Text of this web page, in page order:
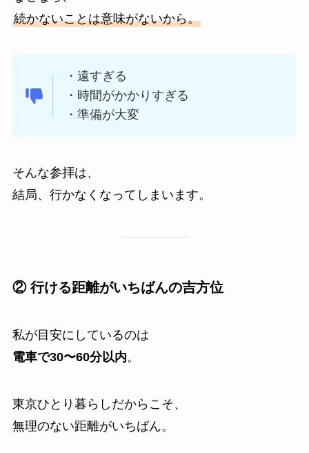
続かないことは意味がないから。
・遠すぎる
・時間がかかりすぎる
・準備が大変
そんな参拝は、
結局、行かなくなってしまいます。
② 行ける距離がいちばんの吉方位
私が目安にしているのは
電車で30〜60分以内。
東京ひとり暮らしだからこそ、
無理のない距離がいちばん。